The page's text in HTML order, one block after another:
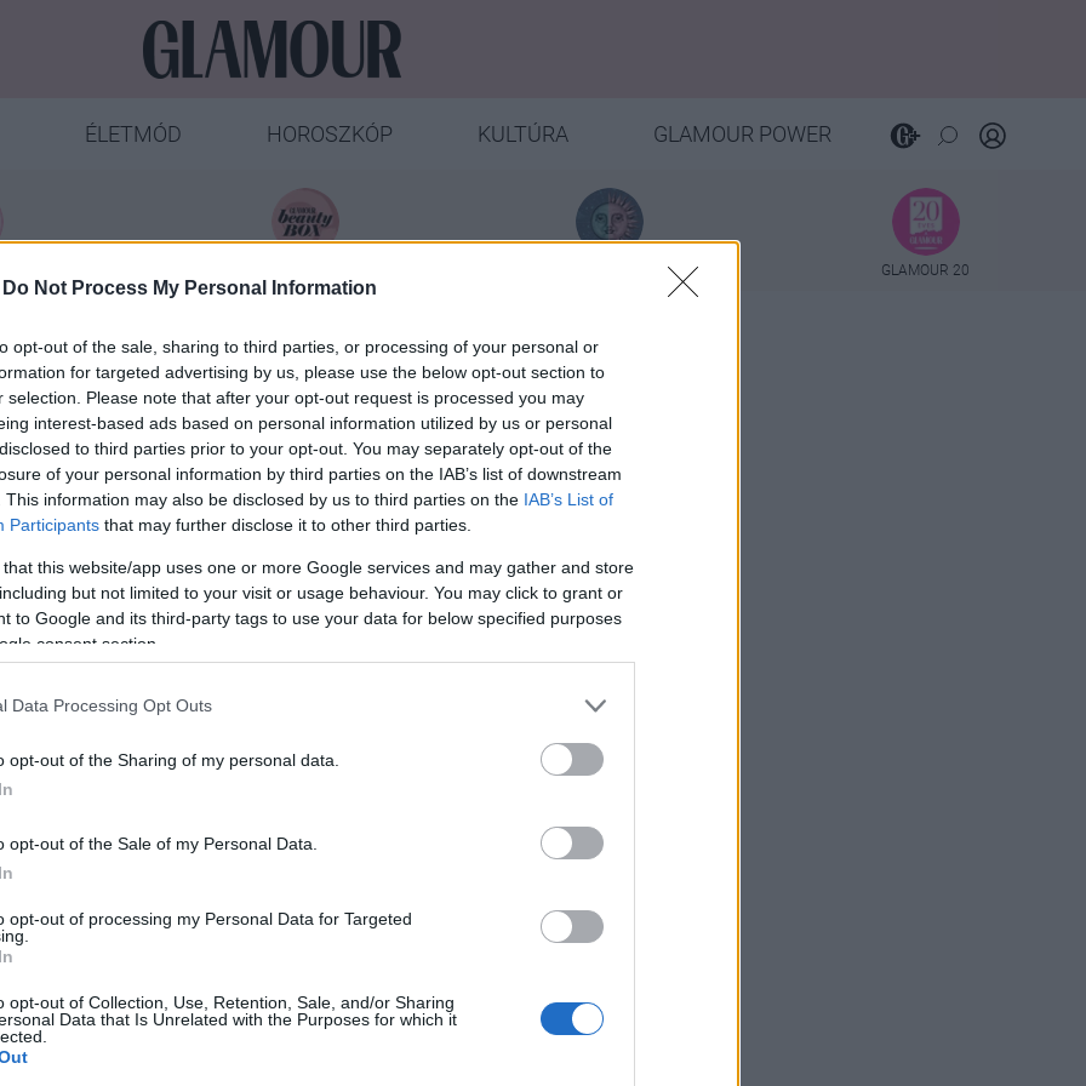
Do Not Process My Personal Information
opt-out of the sale, sharing to third parties, or processing of your personal or
for targeted advertising by us, please use the below opt-out section to
selection. Please note that after your opt-out request is processed you may
interest-based ads based on personal information utilized by us or personal
to third parties prior to your opt-out. You may separately opt-out of the
of your personal information by third parties on the IAB’s list of downstream
This information may also be disclosed by us to third parties on the IAB’s List of
Participants that may further disclose it to other third parties.
that this website/app uses one or more Google services and may gather and store
but not limited to your visit or usage behaviour. You may click to grant or
to Google and its third-party tags to use your data for below specified purposes
consent section.
Data Processing Opt Outs
opt-out of the Sharing of my personal data.
opt-out of the Sale of my Personal Data.
opt-out of processing my Personal Data for Targeted
opt-out of Collection, Use, Retention, Sale, and/or Sharing
Data that Is Unrelated with the Purposes for which it
ÉLETMÓD HOROSZKÓP KULTÚRA GLAMOUR POWER
GLAMOUR 20
szenved
a párok között
augusztus legnagyobb anyagi nyertesei
legsikeresebb embere
vagy a férfi, aki gyáva volt felelősséget vállalni?
történik
is lenyűgöző formában van
nyomós oka volt rá
és csak ámulunk
fizetésemelést kap - július 31.
belőlük eleget